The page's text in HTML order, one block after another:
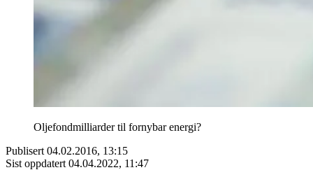
Oljefondmilliarder til fornybar energi?
Publisert 04.02.2016, 13:15
Sist oppdatert 04.04.2022, 11:47